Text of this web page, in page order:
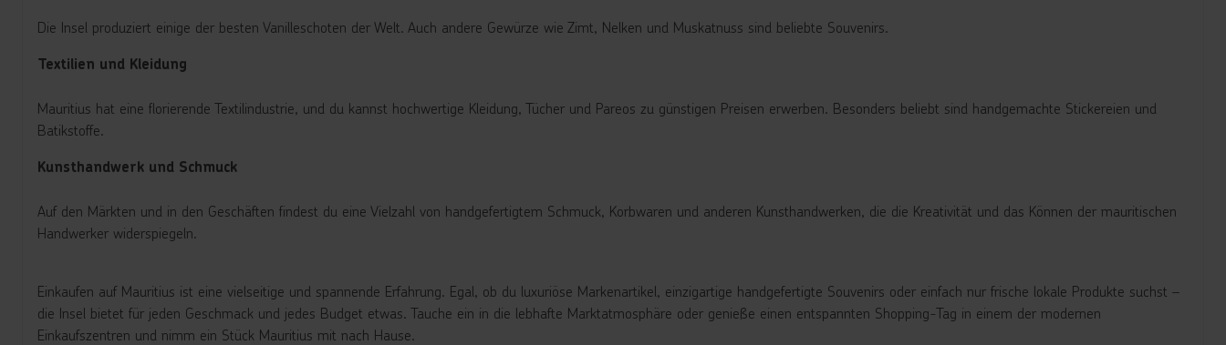
Die Insel produziert einige der besten Vanilleschoten der Welt. Auch andere Gewürze wie Zimt, Nelken und Muskatnuss sind beliebte Souvenirs.
Textilien und Kleidung
Mauritius hat eine florierende Textilindustrie, und du kannst hochwertige Kleidung, Tücher und Pareos zu günstigen Preisen erwerben. Besonders beliebt sind handgemachte Stickereien und
Batikstoffe.
Kunsthandwerk und Schmuck
Auf den Märkten und in den Geschäften findest du eine Vielzahl von handgefertigtem Schmuck, Korbwaren und anderen Kunsthandwerken, die die Kreativität und das Können der mauritischen
Handwerker widerspiegeln.
Einkaufen auf Mauritius ist eine vielseitige und spannende Erfahrung. Egal, ob du luxuriöse Markenartikel, einzigartige handgefertigte Souvenirs oder einfach nur frische lokale Produkte suchst –
die Insel bietet für jeden Geschmack und jedes Budget etwas. Tauche ein in die lebhafte Marktatmosphäre oder genieße einen entspannten Shopping-Tag in einem der modernen
Einkaufszentren und nimm ein Stück Mauritius mit nach Hause.